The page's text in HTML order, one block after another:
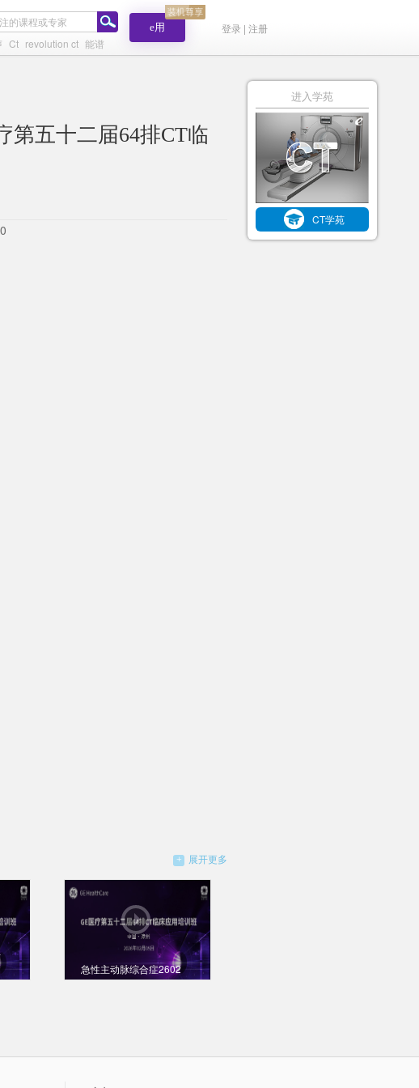
登录 | 注册
e用
Ct revolution ct 能谱
进入学苑
CT学苑
第五十二届64排CT临
展开更多
急性主动脉综合症2602